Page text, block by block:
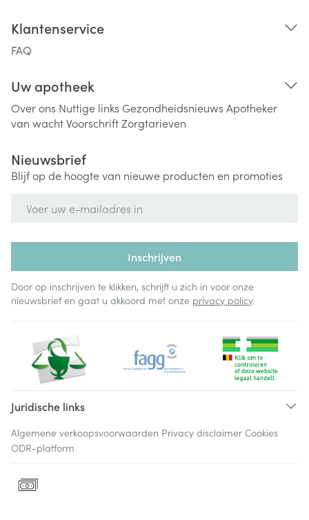
Klantenservice
FAQ
Uw apotheek
Over ons Nuttige links Gezondheidsnieuws Apotheker
van wachtVoorschriftZorgtarieven
Nieuwsbrief
Blijf op de hoogte van nieuwe producten en promoties
Inschrijven
Door op inschrijven te klikken, schrijft u zich in voor onze
nieuwsbrief en gaat u akkoord met onze privacy policy.
Juridische links
Algemene verkoopsvoorwaarden Privacy disclaimer Cookies
ODR-platform